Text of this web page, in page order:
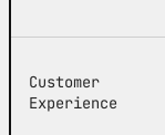
Customer
Experience